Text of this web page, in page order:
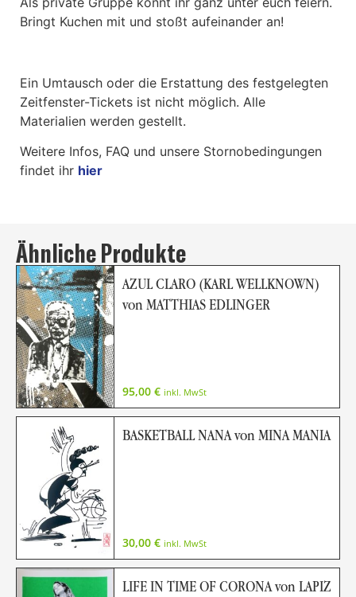
Bringt Kuchen mit und stoßt aufeinander an!
Ein Umtausch oder die Erstattung des festgelegten
Zeitfenster-Tickets ist nicht möglich. Alle
Materialien werden gestellt.
Weitere Infos, FAQ und unsere Stornobedingungen
findet ihr hier
Ähnliche Produkte
AZUL CLARO (KARL WELLKNOWN)
von MATTHIAS EDLINGER
95,00 € inkl. MwSt
BASKETBALL NANA von MINA MANIA
30,00 € inkl. MwSt
LIFE IN TIME OF CORONA von LAPIZ